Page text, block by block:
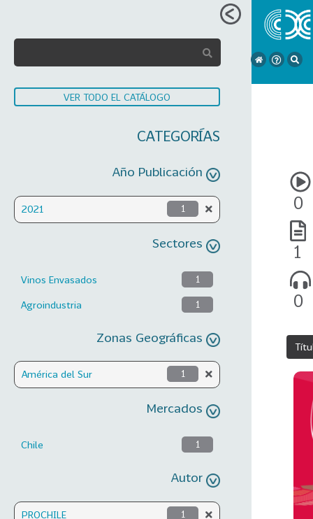
VER TODO EL CATÁLOGO
CATEGORÍAS
Año Publicación
2021 1
Sectores
Vinos Envasados 1
Agroindustria 1
Zonas Geográficas
América del Sur 1
Mercados
Chile 1
Autor
PROCHILE 1
0
1
0